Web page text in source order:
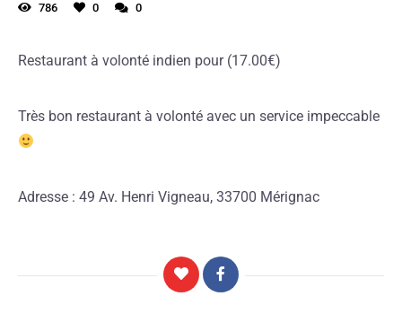
786 0 0
Restaurant à volonté indien pour (17.00€)
Très bon restaurant à volonté avec un service impeccable
Adresse : 49 Av. Henri Vigneau, 33700 Mérignac